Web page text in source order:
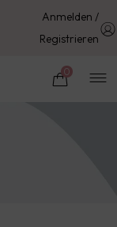
Anmelden /
Registrieren
0